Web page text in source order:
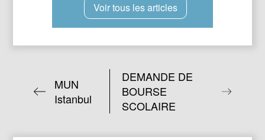
Voir tous les articles
MUN
Istanbul
DEMANDE DE
BOURSE
SCOLAIRE